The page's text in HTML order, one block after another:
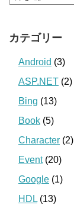
カテゴリー
Android (3)
ASP.NET (2)
Bing (13)
Book (5)
Character (2)
Event(20)
Google (1)
HDL (13)